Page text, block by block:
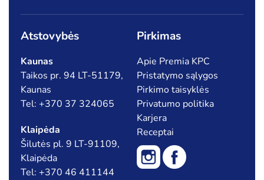
Atstovybės
Kaunas
Taikos pr. 94 LT-51179,
Kaunas
Tel: +370 37 324065
Klaipėda
Šilutės pl. 9 LT-91109,
Klaipėda
Tel: +370 46 411144
Pirkimas
Apie Premia KPC
Pristatymo sąlygos
Pirkimo taisyklės
Privatumo politika
Karjera
Receptai